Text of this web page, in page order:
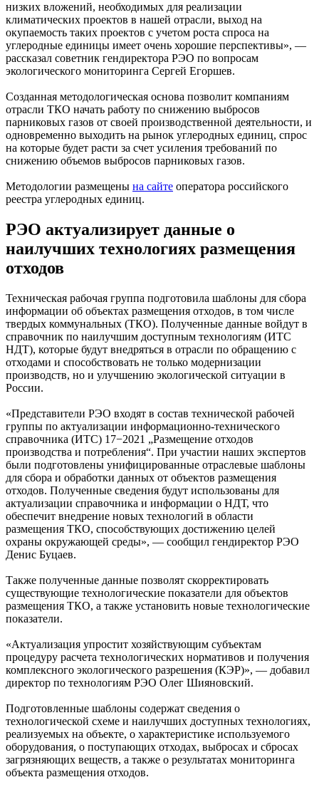
низких вложений, необходимых для реализации
климатических проектов в нашей отрасли, выход на
окупаемость таких проектов с учетом роста спроса на
углеродные единицы имеет очень хорошие перспективы», —
рассказал советник гендиректора РЭО по вопросам
экологического мониторинга Сергей Егоршев.
Созданная методологическая основа позволит компаниям
отрасли ТКО начать работу по снижению выбросов
парниковых газов от своей производственной деятельности, и
одновременно выходить на рынок углеродных единиц, спрос
на которые будет расти за счет усиления требований по
снижению объемов выбросов парниковых газов.
Методологии размещены на сайте оператора российского
реестра углеродных единиц.
РЭО актуализирует данные о
наилучших технологиях размещения
отходов
Техническая рабочая группа подготовила шаблоны для сбора
информации об объектах размещения отходов, в том числе
твердых коммунальных (ТКО). Полученные данные войдут в
справочник по наилучшим доступным технологиям (ИТС
НДТ), которые будут внедряться в отрасли по обращению с
отходами и способствовать не только модернизации
производств, но и улучшению экологической ситуации в
России.
«Представители РЭО входят в состав технической рабочей
группы по актуализации информационно-технического
справочника (ИТС) 17−2021 „Размещение отходов
производства и потребления“. При участии наших экспертов
были подготовлены унифицированные отраслевые шаблоны
для сбора и обработки данных от объектов размещения
отходов. Полученные сведения будут использованы для
актуализации справочника и информации о НДТ, что
обеспечит внедрение новых технологий в области
размещения ТКО, способствующих достижению целей
охраны окружающей среды», — сообщил гендиректор РЭО
Денис Буцаев.
Также полученные данные позволят скорректировать
существующие технологические показатели для объектов
размещения ТКО, а также установить новые технологические
показатели.
«Актуализация упростит хозяйствующим субъектам
процедуру расчета технологических нормативов и получения
комплексного экологического разрешения (КЭР)», — добавил
директор по технологиям РЭО Олег Шияновский.
Подготовленные шаблоны содержат сведения о
технологической схеме и наилучших доступных технологиях,
реализуемых на объекте, о характеристике используемого
оборудования, о поступающих отходах, выбросах и сбросах
загрязняющих веществ, а также о результатах мониторинга
объекта размещения отходов.